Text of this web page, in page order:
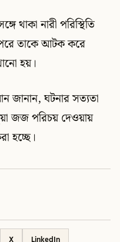
থাকা নারী পরিস্থিতি
তাকে আটক করে
হয়।
জানান, ঘটনার সত্যতা
জজ পরিচয় দেওয়ায়
হচ্ছে।
X LinkedIn